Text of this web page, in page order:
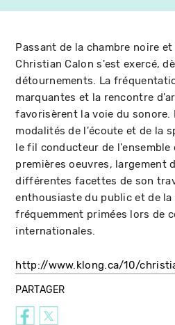
Passant de la chambre noire
Christian Calon s'est exercé,
détournements. La
marquantes et la rencontre
favorisèrent la voie du sonore.
modalités de l'écoute et de la
le fil conducteur de l'ensemble
premières oeuvres, largement
différentes facettes de son
enthousiaste du public et de
fréquemment primées lors de
internationales.
http://www.klong.ca/10/
PARTAGER